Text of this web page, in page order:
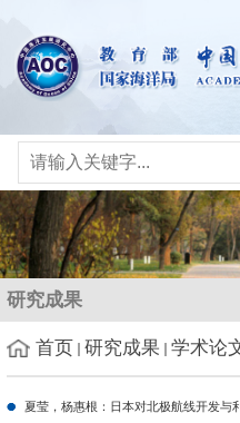
研究成果
首页 研究成果 学术论
夏莹，杨惠根：日本对北极航线开发与